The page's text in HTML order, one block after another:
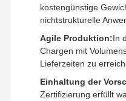
Druckgießformen
kostengünstige
nichtstrukturelle
Agile Produktion:In
Chargen mit
Lieferzeiten zu
Einhaltung der
Zertifizierung erfüllt